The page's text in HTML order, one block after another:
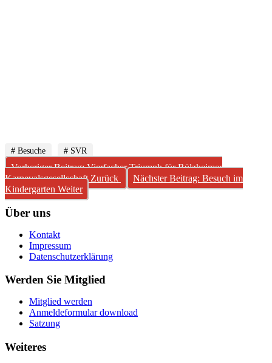
# Besuche # SVR
Vorheriger Beitrag: Vierfacher Triumph für Rülzheimer
Karnevalsgesellschaft Zurück
Nächster Beitrag: Besuch im
Kindergarten Weiter
Über uns
Kontakt
Impressum
Datenschutzerklärung
Werden Sie Mitglied
Mitglied werden
Anmeldeformular download
Satzung
Weiteres